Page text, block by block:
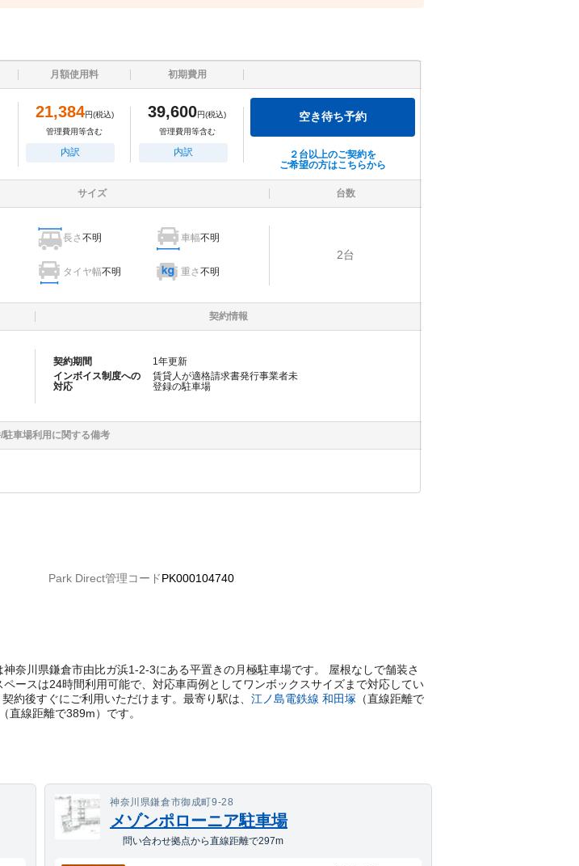
月額使用料 初期費用
21,384円(税込)
管理費用等含む
内訳
39,600円(税込)
管理費用等含む
内訳
空き待ち予約
２台以上のご契約を
ご希望の方はこちらから
サイズ 台数
長さ不明 車幅不明
タイヤ幅不明 重さ不明
2台
契約情報
契約期間 1年更新
インボイス制度への
対応
賃貸人が適格請求書発行事業者未
登録の駐車場
駐車場利用に関する備考
Park Direct管理コードPK000104740
奈川県鎌倉市由比ガ浜1-2-3にある平置きの月極駐車場です。 屋根なしで舗装さ
ースは24時間利用可能で、対応車両例としてワンボックスサイズまで対応してい
約後すぐにご利用いただけます。 最寄り駅は、 江ノ島電鉄線 和田塚 （直線距離で
（直線距離で389m） です。
神奈川県鎌倉市御成町9-28
メゾンポローニア駐車場
問い合わせ拠点から直線距離で297m